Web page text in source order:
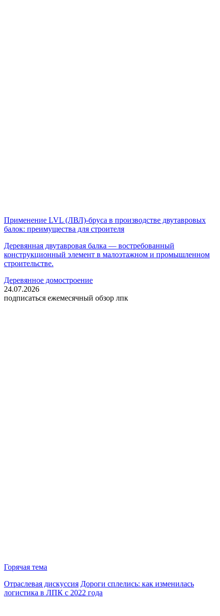
Применение LVL (ЛВЛ)-бруса в производстве двутавровых
балок: преимущества для строителя
Деревянная двутавровая балка — востребованный
конструкционный элемент в малоэтажном и промышленном
строительстве.
Деревянное домостроение
24.07.2026
подписаться ежемесячный обзор лпк
Горячая тема
Отраслевая дискуссия Дороги сплелись: как изменилась
логистика в ЛПК с 2022 года